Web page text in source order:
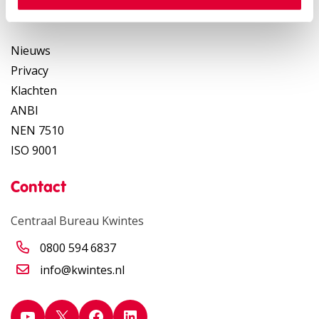
Nieuws
Privacy
Klachten
ANBI
NEN 7510
ISO 9001
Contact
Centraal Bureau Kwintes
0800 594 6837
info@kwintes.nl